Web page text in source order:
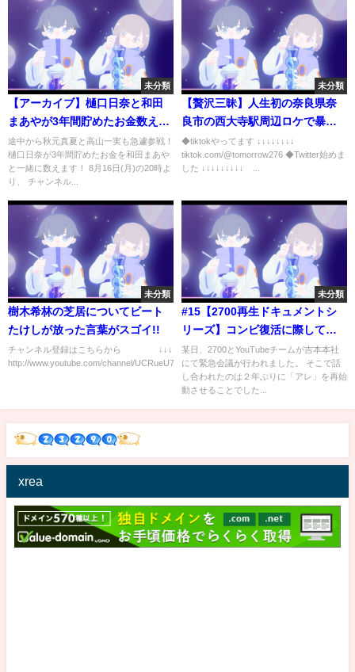
未分類
【アーカイブ】樋口日奈と和田
まあやが3年間貯めたお金数えて
みた！【貯金】
途中から秋元真夏と高山一実も急遽参戦！
樋口日奈が3年間貯めたお金を和田まあや
と一緒に数えます！ 8月16日(月)の20時よ
り、 チャンネル...
未分類
【贅沢三昧】人生初の奈良県奈
良市の西大寺駅周辺ロケで暴走
しすぎてやばい展開に…ツッコ
ミ所満載 Saidaiji Station in
Nara City, Nara Prefecture
◆tiktokやってます ↓↓↓↓↓↓↓↓
tiktok.com/@tomorrow276 ◆Twitter始めま
した ↓↓↓↓↓↓↓↓↓ ...
未分類
樹木希林の芝居についてビート
たけしが放った言葉がスゴイ!!
チャンネル登録はこちらから ↓↓↓
http://www.youtube.com/channel/UCRueU70qSR2rwXsN...
未分類
#15【2700再生ドキュメントシ
リーズ】コンビ復活に際して〇
〇が復活！
某日、2700とYouTubeチームが吉本本社
にて緊急会議が行われました。 そこで話
し合われたのは２年ぶりに「アレ」を再始
動させることでした...
xrea